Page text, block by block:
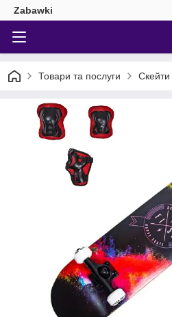
Zabawki
Товари та послуги Скейти